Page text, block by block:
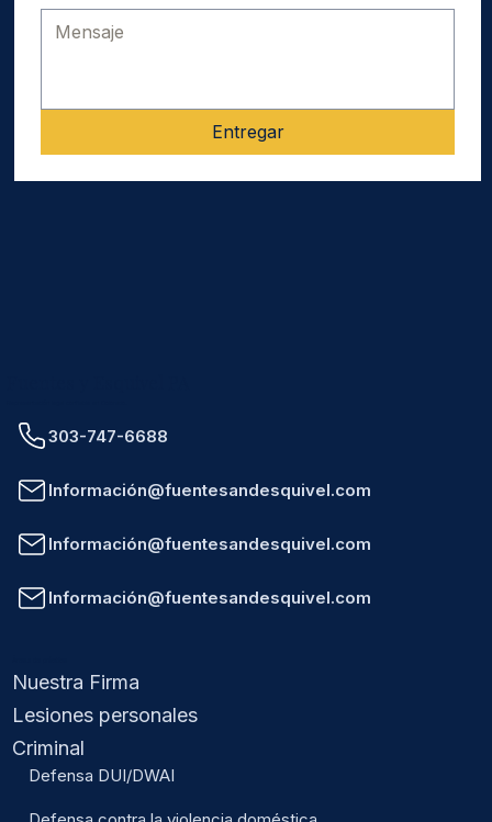
Entregar
303-747-6688
Información@fuentesandesquivel.com
Información@fuentesandesquivel.com
Información@fuentesandesquivel.com
Nuestra Firma
Lesiones personales
Criminal
Defensa DUI/DWAI